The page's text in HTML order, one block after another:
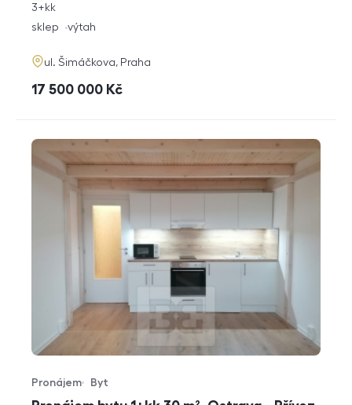
rozměry
dispozice
3+kk
funkce
sklep výtah
adresa
ul. Šimáčkova, Praha
cena
17 500 000 Kč
Typ nabídky
Pronájem
Typ nemovitosti
Byt